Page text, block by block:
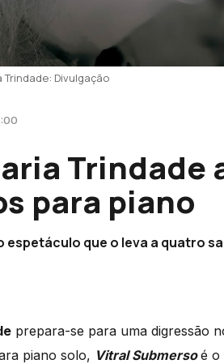
Divulgação
Trindade
para piano
espetáculo que o leva a quatro
prepara-se para uma digressão
piano solo, Vitral Submersoé o